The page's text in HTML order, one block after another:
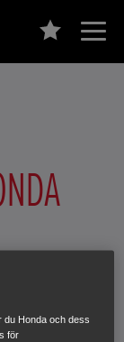
V och
som
du Honda och dess
för